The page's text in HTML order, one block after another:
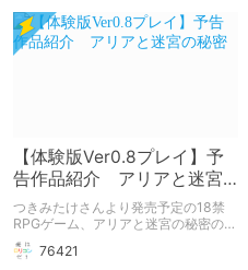
【体験版Ver0.8プレイ】予
告作品紹介 アリアと迷宮
の秘密
つきみたけさんより発売予定の18禁
RPGゲーム、アリアと迷宮の秘密の紹
介記事です。
76421